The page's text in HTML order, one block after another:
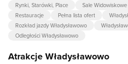
Rynki, Starówki, Place
Sale Widowiskowe
Restauracje
Pełna lista ofert
Rozkład jazdy Władysławowo
Odległości Władysławowo
Atrakcje Władysławowo